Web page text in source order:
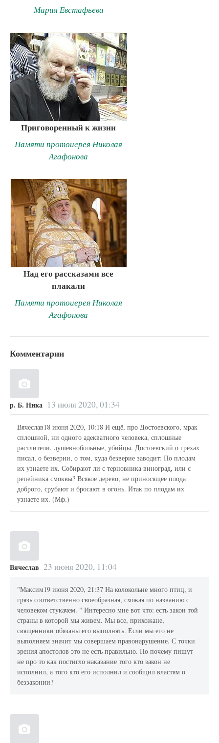
Мария Евстафьева
Приговоренный к жизни
Памяти протоиерея Николая
Агафонова
Над его рассказами все
плакали
Памяти протоиерея Николая
Агафонова
Комментарии
р. Б. Ника 13 июля 2020, 01:34
Вячеслав18 июня 2020, 10:18 И ещё, про Достоевского, мрак
сплошной, ни одного адекватного человека, сплошные
растлители, душевнобольные, убийцы. Достоевский о грехах
писал, о безверии, о том, куда безверие заводит: По плодам
их узнаете их. Собирают ли с терновника виноград, или с
репейника смоквы? Всякое дерево, не приносящее плода
доброго, срубают и бросают в огонь. Итак по плодам их
узнаете их. (Мф.)
Вячеслав 23 июня 2020, 11:04
"Максим19 июня 2020, 21:37 На колокольне много птиц, и
грязь соответственно своеобразная, схожая по названию с
человеком стукачем. " Интересно мне вот что: есть закон той
страны в которой мы живем. Мы все, прихожане,
священники обязаны его выполнять. Если мы его не
выполняем значит мы совершаем правонарушение. С точки
зрения апостолов это не есть правильно. Но почему пишут
не про то как постигло наказание того кто закон не
исполнил, а того кто его исполнил и сообщил властям о
беззаконии?